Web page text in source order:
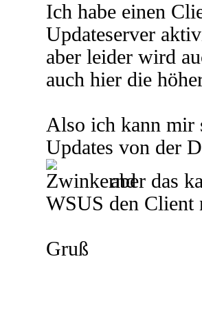
Ich habe einen
Updateserver
aber leider wird
auch hier die
Also ich kann mir
Updates von der
aber das
WSUS den Client
Gruß